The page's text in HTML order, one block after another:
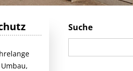
Suche
nach: